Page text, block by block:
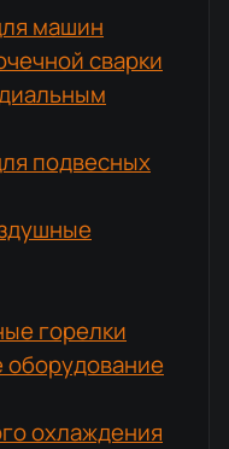
машин
сварки
подвесных
горелки
охлаждения